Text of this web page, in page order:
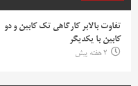
تفاوت بالابر کارگاهی تک کابین و دو
کابین با یکدیگر
2 هفته پیش